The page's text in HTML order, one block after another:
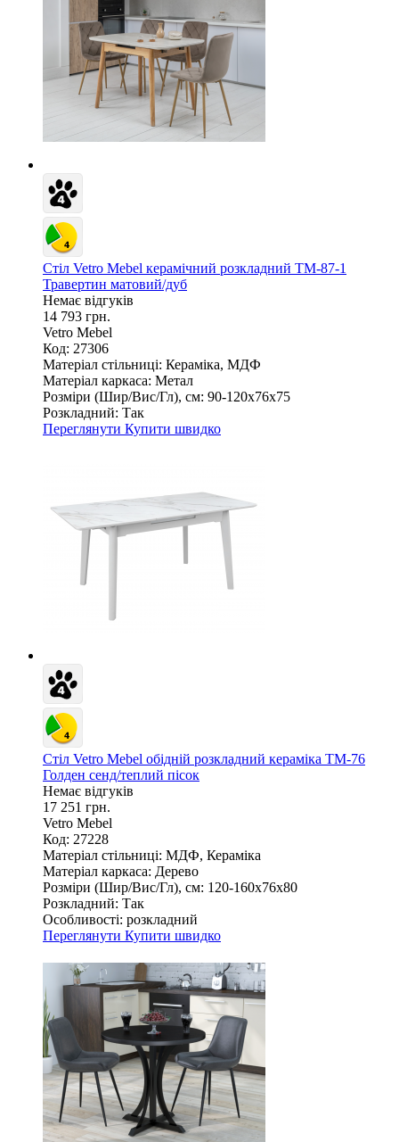
Стіл Vetro Mebel керамічний розкладний TM-87-1
Травертин матовий/дуб
Немає відгуків
14 793 грн.
Vetro Mebel
Код: 27306
Матеріал стільниці: Кераміка, МДФ
Матеріал каркаса: Метал
Розміри (Шир/Вис/Гл), см: 90-120х76х75
Розкладний: Так
Переглянути Купити швидко
Стіл Vetro Mebel обідній розкладний кераміка ТМ-76
Голден сенд/теплий пісок
Немає відгуків
17 251 грн.
Vetro Mebel
Код: 27228
Матеріал стільниці: МДФ, Кераміка
Матеріал каркаса: Дерево
Розміри (Шир/Вис/Гл), см: 120-160х76х80
Розкладний: Так
Особливості: розкладний
Переглянути Купити швидко